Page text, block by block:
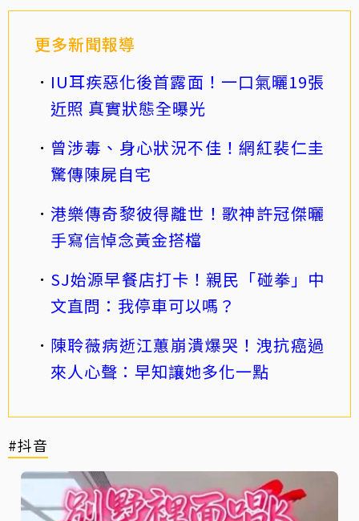
更多新聞報導
IU耳疾惡化後首露面！一口氣曬19張
近照 真實狀態全曝光
曾涉毒、身心狀況不佳！網紅裴仁圭
驚傳陳屍自宅
港樂傳奇黎彼得離世！歌神許冠傑曬
手寫信悼念黃金搭檔
SJ始源早餐店打卡！親民「碰拳」中
文直問：我停車可以嗎？
陳聆薇病逝江蕙崩潰爆哭！洩抗癌過
來人心聲：早知讓她多化一點
#抖音